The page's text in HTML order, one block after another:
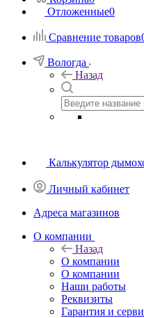
Отложенные0
Сравнение товаров
Вологда
Назад
Калькулятор
Личный кабинет
Адреса магазинов
O компании
Назад
O компании
О компании
Наши работы
Реквизиты
Гарантия и